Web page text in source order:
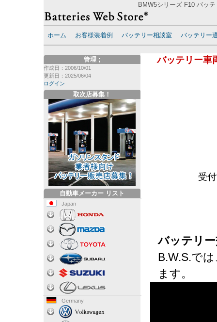
BMW5シリーズ F10 バッ
ホーム お客様装着例 バッテリー相談室 バッテリー
バッテリー車
受
バッテリ
B.W.S.で
ます。
管理
作成日：2006/10/01
更新日：2025/06/04
ログイン
;
取次店募集！
自動車メーカー リスト
Japan
Germany